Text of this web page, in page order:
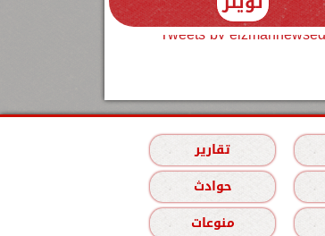
Tweets by elzmannewseg
تقارير
حوادث
منوعات